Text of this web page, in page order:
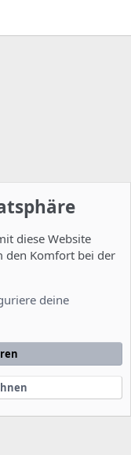
Ltd.
diese Website
den Komfort bei der
deine